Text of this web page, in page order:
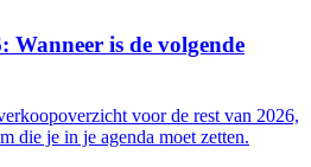
Wanneer is de volgende
voor de rest van 2026,
die je in je agenda moet zetten.